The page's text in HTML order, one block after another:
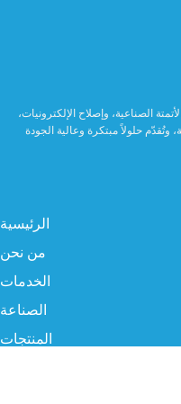
الصناعية، وإصلاح الإلكترونيات،
الرئيسية
من نحن
الخدمات
الصناعة
المنتجات